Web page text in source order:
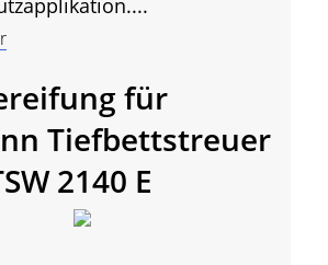
für
Tiefbettstreuer
2140 E